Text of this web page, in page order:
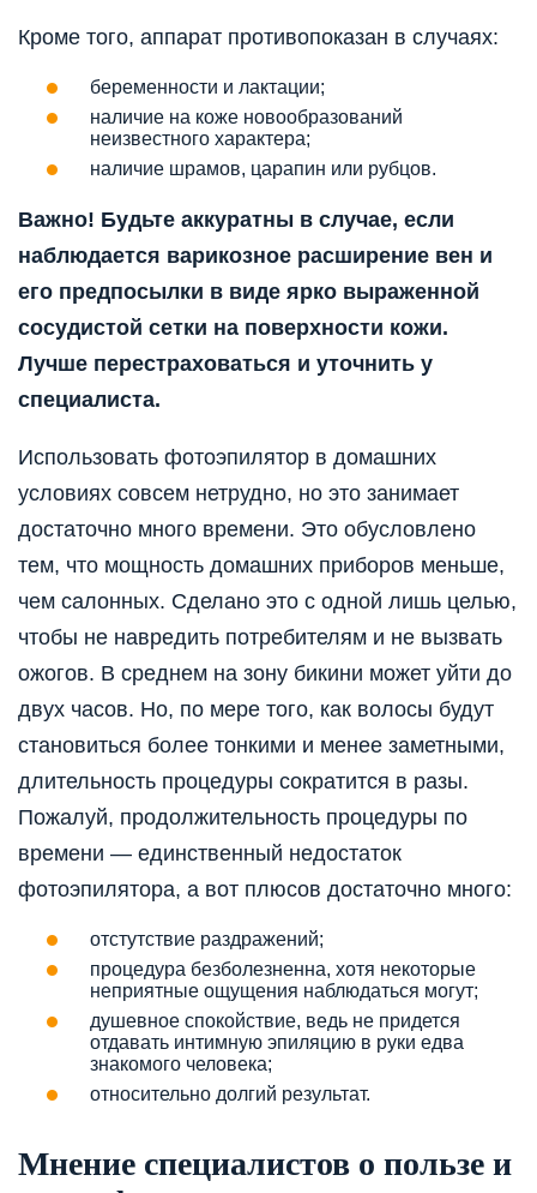
Кроме того, аппарат противопоказан в случаях:
беременности и лактации;
наличие на коже новообразований
неизвестного характера;
наличие шрамов, царапин или рубцов.
Важно! Будьте аккуратны в случае, если
наблюдается варикозное расширение вен и
его предпосылки в виде ярко выраженной
сосудистой сетки на поверхности кожи.
Лучше перестраховаться и уточнить у
специалиста.
Использовать фотоэпилятор в домашних
условиях совсем нетрудно, но это занимает
достаточно много времени. Это обусловлено
тем, что мощность домашних приборов меньше,
чем салонных. Сделано это с одной лишь целью,
чтобы не навредить потребителям и не вызвать
ожогов. В среднем на зону бикини может уйти до
двух часов. Но, по мере того, как волосы будут
становиться более тонкими и менее заметными,
длительность процедуры сократится в разы.
Пожалуй, продолжительность процедуры по
времени — единственный недостаток
фотоэпилятора, а вот плюсов достаточно много:
отстутствие раздражений;
процедура безболезненна, хотя некоторые
неприятные ощущения наблюдаться могут;
душевное спокойствие, ведь не придется
отдавать интимную эпиляцию в руки едва
знакомого человека;
относительно долгий результат.
Мнение специалистов о пользе и